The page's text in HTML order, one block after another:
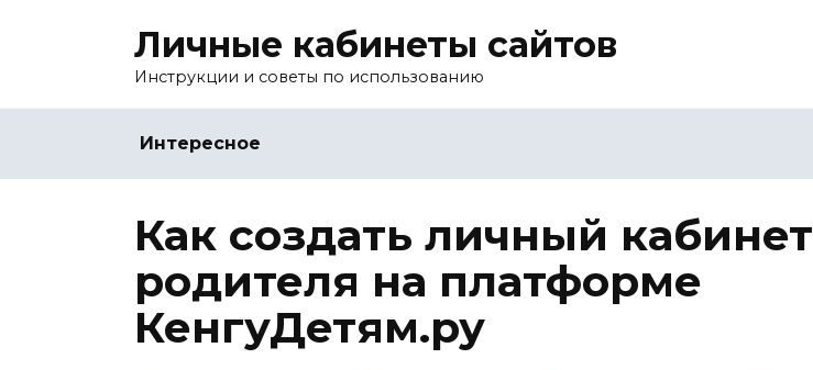
Личные кабинеты сайтов
Инструкции и советы по использованию
Интересное
Как создать личный кабинет
родителя на платформе
КенгуДетям.ру